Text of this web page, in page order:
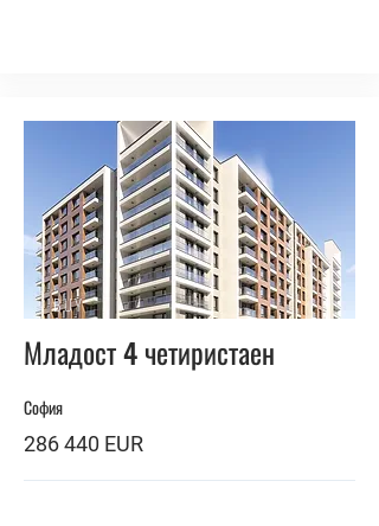
BUY
Младост 4 четиристаен
София
286 440 EUR